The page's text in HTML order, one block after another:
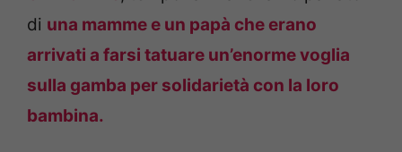
di una mamme e un papà che erano
arrivati a farsi tatuare un’enorme voglia
sulla gamba per solidarietà con la loro
bambina.